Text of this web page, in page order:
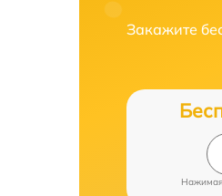
Закажите
Нажимая